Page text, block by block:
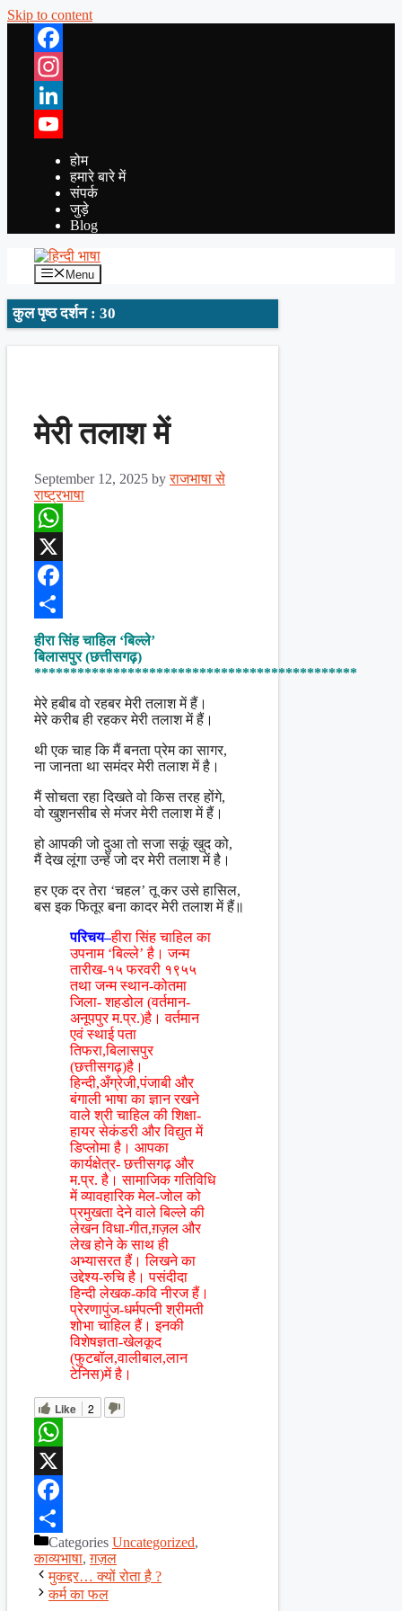
Skip to content
Facebook
Instagram
LinkedIn
YouTube
होम
हमारे बारे में
संपर्क
जुड़े
Blog
Menu
कुल पृष्ठ दर्शन : 30
मेरी तलाश में
September 12, 2025 byराजभाषा से
राष्ट्रभाषा
WhatsApp
X
Facebook
Share
हीरा सिंह चाहिल ‘बिल्ले’
बिलासपुर (छत्तीसगढ़)
*********************************************
मेरे हबीब वो रहबर मेरी तलाश में हैं।
मेरे करीब ही रहकर मेरी तलाश में हैं।
थी एक चाह कि मैं बनता प्रेम का सागर,
ना जानता था समंदर मेरी तलाश में है।
मैं सोचता रहा दिखते वो किस तरह होंगे,
वो खुशनसीब से मंजर मेरी तलाश में हैं।
हो आपकी जो दुआ तो सजा सकूं खुद को,
मैं देख लूंगा उन्हें जो दर मेरी तलाश में है।
हर एक दर तेरा ‘चहल’ तू कर उसे हासिल,
बस इक फितूर बना कादर मेरी तलाश में हैं॥
परिचय–हीरा सिंह चाहिल का
उपनाम ‘बिल्ले’ है। जन्म
तारीख-१५ फरवरी १९५५
तथा जन्म स्थान-कोतमा
जिला- शहडोल (वर्तमान-
अनूपपुर म.प्र.)है। वर्तमान
एवं स्थाई पता
तिफरा,बिलासपुर
(छत्तीसगढ़)है।
हिन्दी,अँग्रेजी,पंजाबी और
बंगाली भाषा का ज्ञान रखने
वाले श्री चाहिल की शिक्षा-
हायर सेकंडरी और विद्युत में
डिप्लोमा है। आपका
कार्यक्षेत्र- छत्तीसगढ़ और
म.प्र. है। सामाजिक गतिविधि
में व्यावहारिक मेल-जोल को
प्रमुखता देने वाले बिल्ले की
लेखन विधा-गीत,ग़ज़ल और
लेख होने के साथ ही
अभ्यासरत हैं। लिखने का
उद्देश्य-रुचि है। पसंदीदा
हिन्दी लेखक-कवि नीरज हैं।
प्रेरणापुंज-धर्मपत्नी श्रीमती
शोभा चाहिल हैं। इनकी
विशेषज्ञता-खेलकूद
(फुटबॉल,वालीबाल,लान
टेनिस)में है।
Like 2
WhatsApp
X
Facebook
ShareCategories Uncategorized,
काव्यभाषा,ग़ज़ल
मुकद्दर… क्यों रोता है ?
कर्म का फल